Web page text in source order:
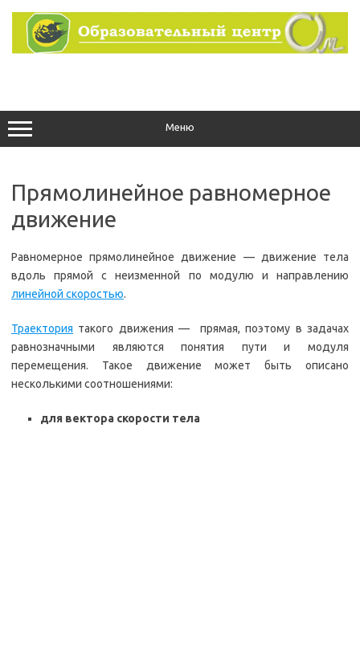
содержимому
Меню
Прямолинейное равномерное
движение
Равномерное прямолинейное движение — движение тела
вдоль прямой с неизменной по модулю и направлению
линейной скоростью.
Траектория такого движения — прямая, поэтому в задачах
равнозначными являются понятия пути и модуля
перемещения. Такое движение может быть описано
несколькими соотношениями:
для вектора скорости тела